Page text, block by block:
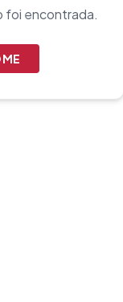
foi encontrada.